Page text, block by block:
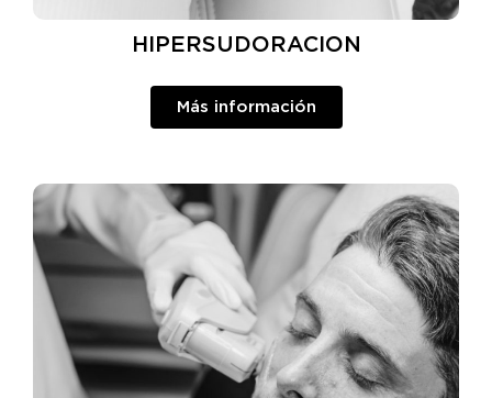
HIPERSUDORACION
Más información